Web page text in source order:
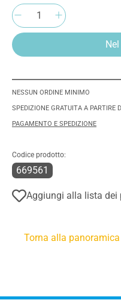
Quantità del
NESSUN ORDINE MINIMO
SPEDIZIONE GRATUITA A PARTIRE
PAGAMENTO E SPEDIZIONE
Codice prodotto:
669561
Aggiungi alla lista dei
Torna alla panoramica